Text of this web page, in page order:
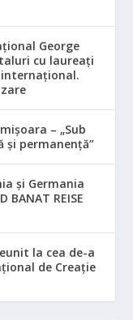
George
cu laureați
– „Sub
și permanență”
și Germania
REISE
la cea de-a
de Creație